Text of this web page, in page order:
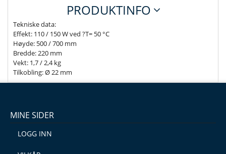
PRODUKTINFO
Tekniske data:
Effekt: 110 / 150 W ved ?T= 50 °C
Høyde: 500 / 700 mm
Bredde: 220 mm
Vekt: 1,7 / 2,4 kg
Tilkobling: Ø 22 mm
MINE SIDER
LOGG INN